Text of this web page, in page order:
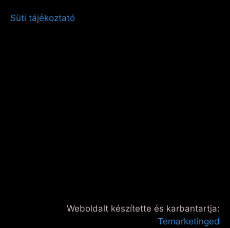
Süti tájékoztató
Weboldalt készítette és karbantartja:
Temarketinged